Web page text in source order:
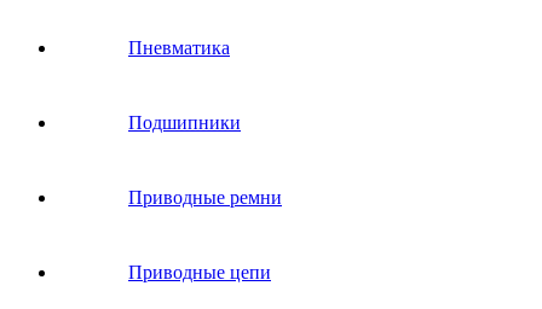
Пневматика
Подшипники
Приводные ремни
Приводные цепи